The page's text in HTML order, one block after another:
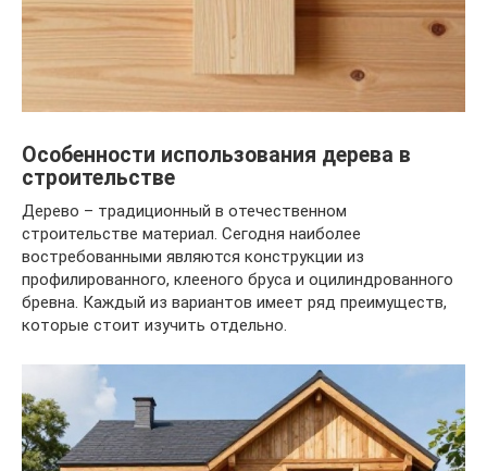
Особенности использования дерева в
строительстве
Дерево – традиционный в отечественном
строительстве материал. Сегодня наиболее
востребованными являются конструкции из
профилированного, клееного бруса и оцилиндрованного
бревна. Каждый из вариантов имеет ряд преимуществ,
которые стоит изучить отдельно.